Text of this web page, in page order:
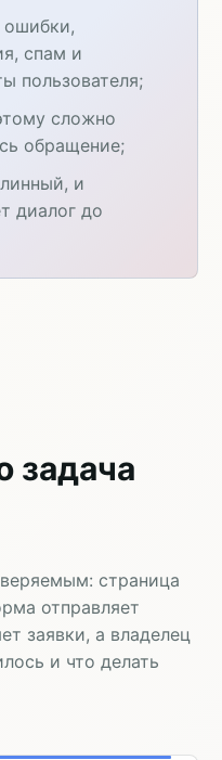
ошибки,
спам и
пользователя;
сложно
обращение;
и
диалог до
задача
страница
отправляет
заявки, а владелец
и что делать